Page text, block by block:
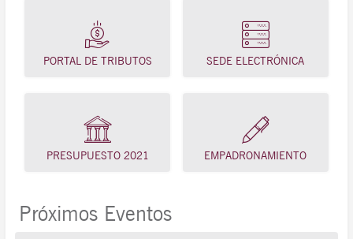
PORTAL DE TRIBUTOS SEDE ELECTRÓNICA
PRESUPUESTO 2021 EMPADRONAMIENTO
Próximos Eventos